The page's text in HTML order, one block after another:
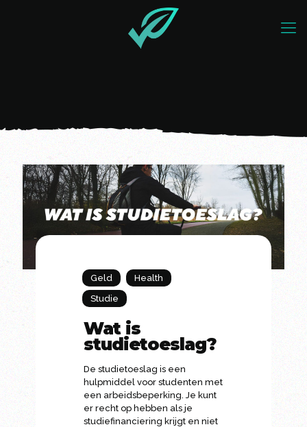
Geld
Health
Studie
Wat is
studietoeslag?
De studietoeslag is een
hulpmiddel voor studenten met
een arbeidsbeperking. Je kunt
er recht op hebben als je
studiefinanciering krijgt en niet